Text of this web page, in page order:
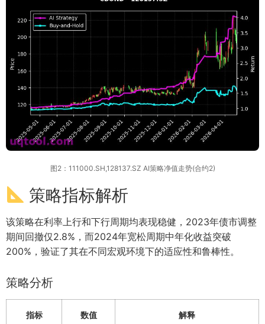
图2：111000.SH,128137.SZ AI策略净值走势(合约2)
策略指标解析
该策略在利率上行和下行周期均表现稳健，2023年债市调整
期间回撤仅2.8%，而2024年宽松周期中年化收益突破
200%，验证了其在不同宏观环境下的适应性和鲁棒性。
策略分析
指标 数值 解释